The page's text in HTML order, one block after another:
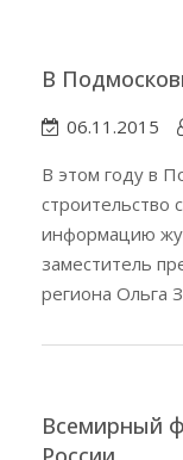
В
06.11.2015
В этом году в
строительство
информацию
заместитель
региона Ольга
Всемирный